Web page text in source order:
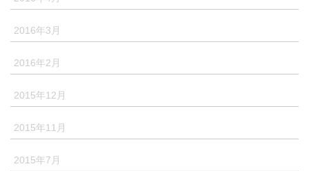
2016年3月
2016年2月
2015年12月
2015年11月
2015年7月